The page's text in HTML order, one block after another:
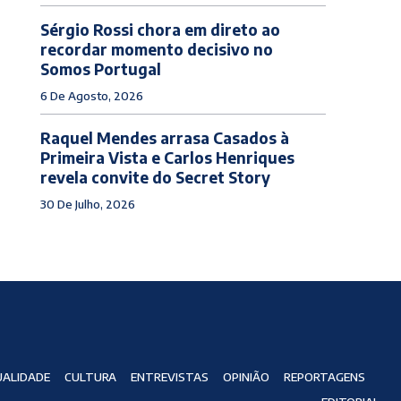
Sérgio Rossi chora em direto ao
recordar momento decisivo no
Somos Portugal
6 De Agosto, 2026
Raquel Mendes arrasa Casados à
Primeira Vista e Carlos Henriques
revela convite do Secret Story
30 De Julho, 2026
CULTURA ENTREVISTAS OPINIÃO
REPORTAGENS